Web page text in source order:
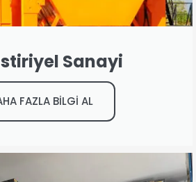
Sanayi
FAZLA BİLGİ AL